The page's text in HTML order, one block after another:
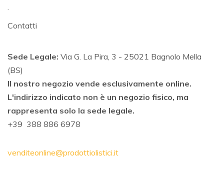
Contatti
Sede Legale: Via G. La Pira, 3 - 25021 Bagnolo Mella
(BS)
Il nostro negozio vende esclusivamente online.
L'indirizzo indicato non è un negozio fisico, ma
rappresenta solo la sede legale.
+39 388 886 6978
venditeonline@prodottiolistici.it